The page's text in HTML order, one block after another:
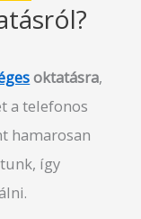
oktatásra,
a telefonos
hamarosan
így